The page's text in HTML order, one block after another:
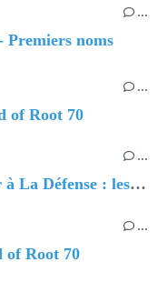
…
Premiers noms
…
of Root 70
…
La Défense Jazz Festival de retour à La Défense : les 5 premiers noms dévoilés
…
of Root 70